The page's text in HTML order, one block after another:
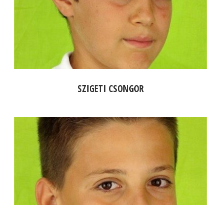
SZIGETI CSONGOR